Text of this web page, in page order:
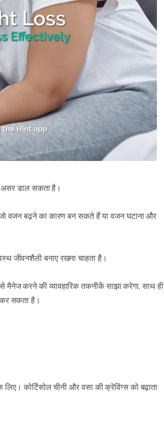
डाल सकता है।
जो वजन बढ़ने का कारण बन सकते हैं या वजन घटाना और
जीवनशैली बनाए रखना चाहता है।
मैनेज करने की व्यावहारिक तकनीकें साझा करेगा, साथ ही
सकता है।
कोर्टिसोल चीनी और वसा की क्रेविंग्स को बढ़ाता